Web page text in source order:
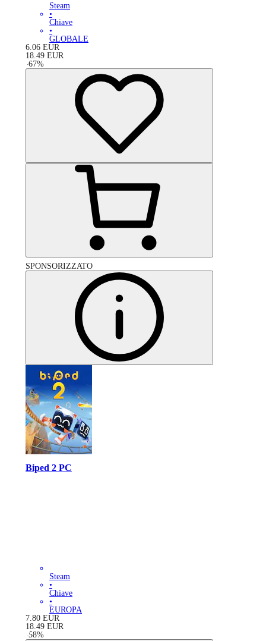
Steam
•
Chiave
•
GLOBALE
6.06 EUR
18.49 EUR
-67%
SPONSORIZZATO
Biped 2 PC
Steam
•
Chiave
•
EUROPA
7.80 EUR
18.49 EUR
-58%